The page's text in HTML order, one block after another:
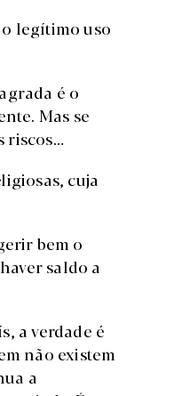
legítimo uso
é o
Mas se
riscos…
cuja
bem o
saldo a
a verdade é
não existem
a